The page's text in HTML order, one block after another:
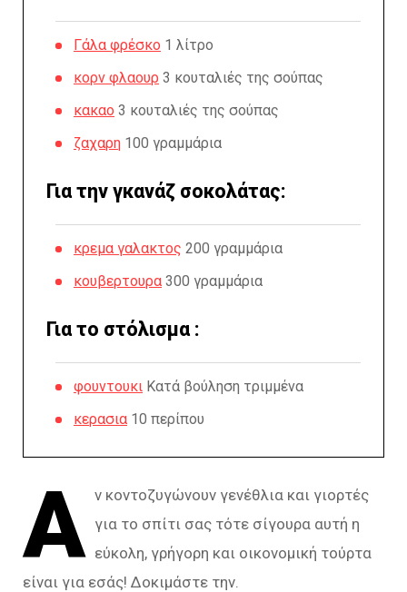
Γάλα φρέσκο 1 λίτρο
κορν φλαουρ 3 κουταλιές της σούπας
κακαο 3 κουταλιές της σούπας
ζαχαρη 100 γραμμάρια
Για την γκανάζ σοκολάτας:
κρεμα γαλακτος 200 γραμμάρια
κουβερτουρα 300 γραμμάρια
Για το στόλισμα :
φουντουκι Κατά βούληση τριμμένα
κερασια 10 περίπου
Α ν κοντοζυγώνουν γενέθλια και γιορτές
για το σπίτι σας τότε σίγουρα αυτή η
εύκολη, γρήγορη και οικονομική τούρτα
είναι για εσάς! Δοκιμάστε την.